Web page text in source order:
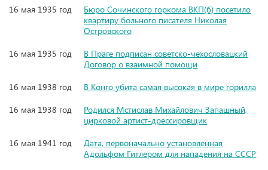
16 мая 1935 год
Бюро Сочинского горкома ВКП(б) посетило
квартиру больного писателя Николая
Островского
16 мая 1935 год
В Праге подписан советско-чехословацкий
Договор о взаимной помощи
16 мая 1938 год
В Конго убита самая высокая в мире горилла
16 мая 1938 год
Родился Мстислав Михайлович Запашный,
цирковой артист-дрессировщик
16 мая 1941 год
Дата, первоначально установленная
Адольфом Гитлером для нападения на СССР